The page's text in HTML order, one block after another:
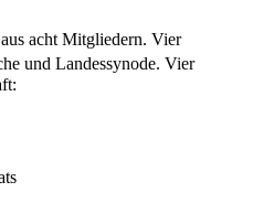
acht Mitgliedern. Vier
und Landessynode. Vier